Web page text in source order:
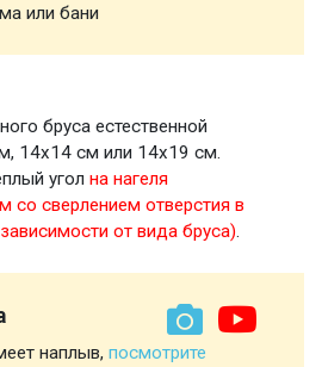
или бани
бруса естественной
14х14 см или 14х19 см.
угол на нагеля
со сверлением отверстия в
от вида бруса).
наплыв, посмотрите